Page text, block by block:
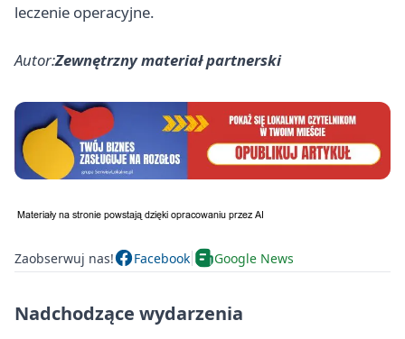
leczenie operacyjne.
Autor:Zewnętrzny materiał partnerski
Zaobserwuj nas! Facebook Google News
Nadchodzące wydarzenia